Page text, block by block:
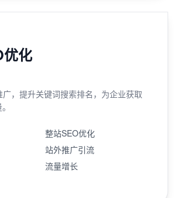
化
，提升关键词搜索排名，为企业获取
整站SEO优化
站外推广引流
流量增长